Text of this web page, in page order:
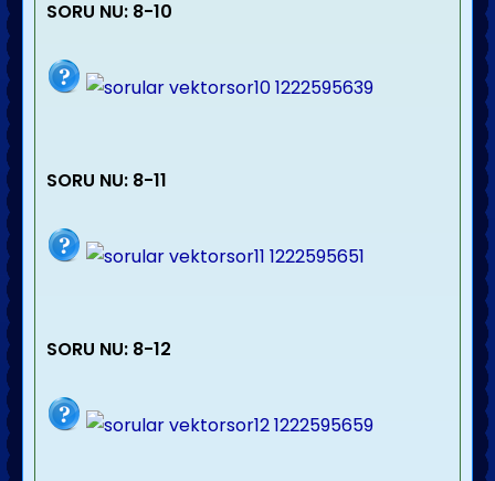
SORU NU: 8-10
SORU NU: 8-11
SORU NU: 8-12